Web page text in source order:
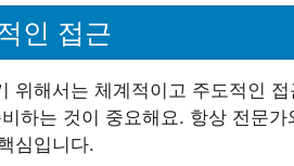
인 접근
위해서는 체계적이고 주도적인
하는 것이 중요해요. 항상 전문
심입니다.